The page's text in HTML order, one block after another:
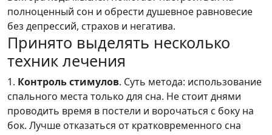
полноценный сон и обрести душевное равновесие
без депрессий, страхов и негатива.
Принято выделять несколько
техник лечения
1. Контроль стимулов. Суть метода: использование
спального места только для сна. Не стоит днями
проводить время в постели и ворочаться с боку на
бок. Лучше отказаться от кратковременного сна